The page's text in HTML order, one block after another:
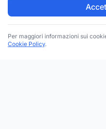
Per maggiori informazioni sui
Cookie Policy.